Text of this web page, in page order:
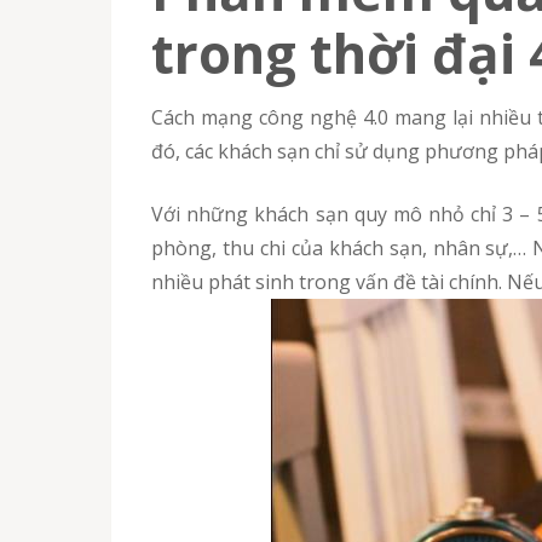
trong thời đại
Cách mạng công nghệ 4.0 mang lại
đó, các khách sạn chỉ sử dụng phương
Với những khách sạn quy mô nhỏ chỉ 3
phòng, thu chi của khách sạn, nhân
nhiều phát sinh trong vấn đề tài chính.